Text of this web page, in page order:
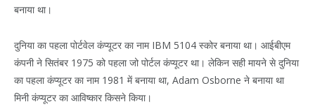
बनाया था।
दुनिया का पहला पोर्टवेल कंप्यूटर का नाम IBM 5104 स्कोर बनाया था। आईबीएम
कंपनी ने सितंबर 1975 को पहला जो पोर्टल कंप्यूटर था। लेकिन सही मायने से दुनिया
का पहला कंप्यूटर का नाम 1981 में बनाया था, Adam Osborne ने बनाया था
मिनी कंप्यूटर का आविष्कार किसने किया।